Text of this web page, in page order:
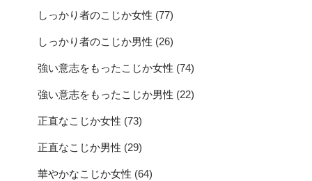
しっかり者のこじか女性 (77)
しっかり者のこじか男性 (26)
強い意志をもったこじか女性 (74)
強い意志をもったこじか男性 (22)
正直なこじか女性 (73)
正直なこじか男性 (29)
華やかなこじか女性 (64)